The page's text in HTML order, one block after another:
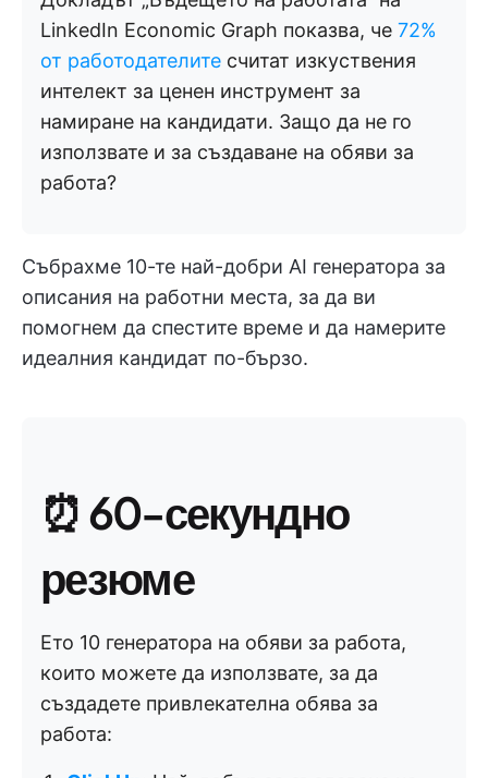
LinkedIn Economic Graph показва, че 72%
от работодателите считат изкуствения
интелект за ценен инструмент за
намиране на кандидати. Защо да не го
използвате и за създаване на обяви за
работа?
Събрахме 10-те най-добри AI генератора за
описания на работни места, за да ви
помогнем да спестите време и да намерите
идеалния кандидат по-бързо.
⏰ 60-секундно
резюме
Ето 10 генератора на обяви за работа,
които можете да използвате, за да
създадете привлекателна обява за
работа: